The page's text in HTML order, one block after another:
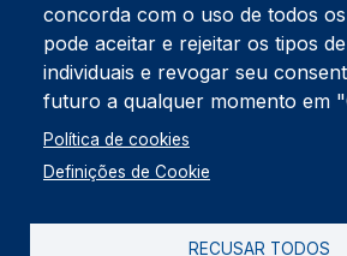
Estúdios
Rua Prior Guerra
Edifício do Centro Cultural da Gafanha
3830-556 Gafanha da Nazaré
Rodapé
Cookies
Política de Privacidade
concorda com o uso de todos
pode aceitar e rejeitar os tipos
individuais e revogar seu
futuro a qualquer momento em
Política de cookies
Definições de Cookie
RECUSAR TODOS